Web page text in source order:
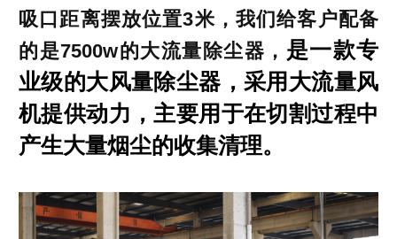
吸口距离摆放位置3米，我们给客户配备
的是7500w的大流量除尘器 ， 是一款专
业级的大风量除尘器，采用大流量风
机提供动力，主要用于在切割过程中
产生大量烟尘的收集清理。